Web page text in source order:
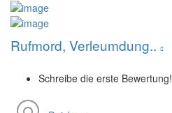
Rufmord, Verleumdung..
Schreibe die erste Bewertung!